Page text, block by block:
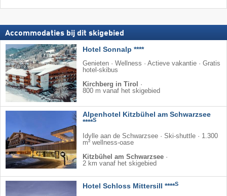
Accommodaties bij dit skigebied
Hotel Sonnalp ****
Genieten · Wellness · Actieve vakantie · Gratis
hotel-skibus
Kirchberg in Tirol
·
800 m vanaf het skigebied
Alpenhotel Kitzbühel am Schwarzsee
****S
Idylle aan de Schwarzsee · Ski-shuttle · 1.300
m² wellness-oase
Kitzbühel am Schwarzsee ·
2 km vanaf het skigebied
Hotel Schloss Mittersill ****S